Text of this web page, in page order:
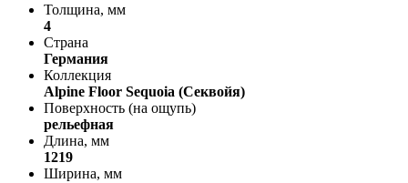
Толщина, мм
4
Страна
Германия
Коллекция
Alpine Floor Sequoia (Секвойя)
Поверхность (на ощупь)
рельефная
Длина, мм
1219
Ширина, мм